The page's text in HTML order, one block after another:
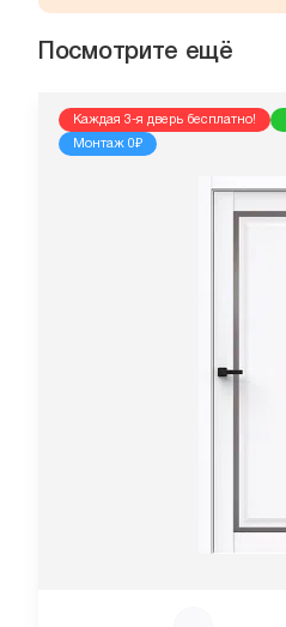
Посмотрите ещё
Каждая 3-я дверь бесплатно!
Монтаж 0₽